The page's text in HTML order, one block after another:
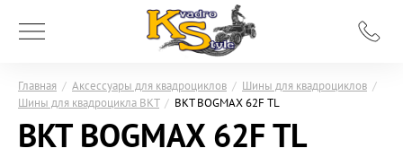
Главная / Аксессуары для квадроциклов / Шины для квадроциклов /
Шины для квадроцикла BKT / BKT BOGMAX 62F TL
BKT BOGMAX 62F TL